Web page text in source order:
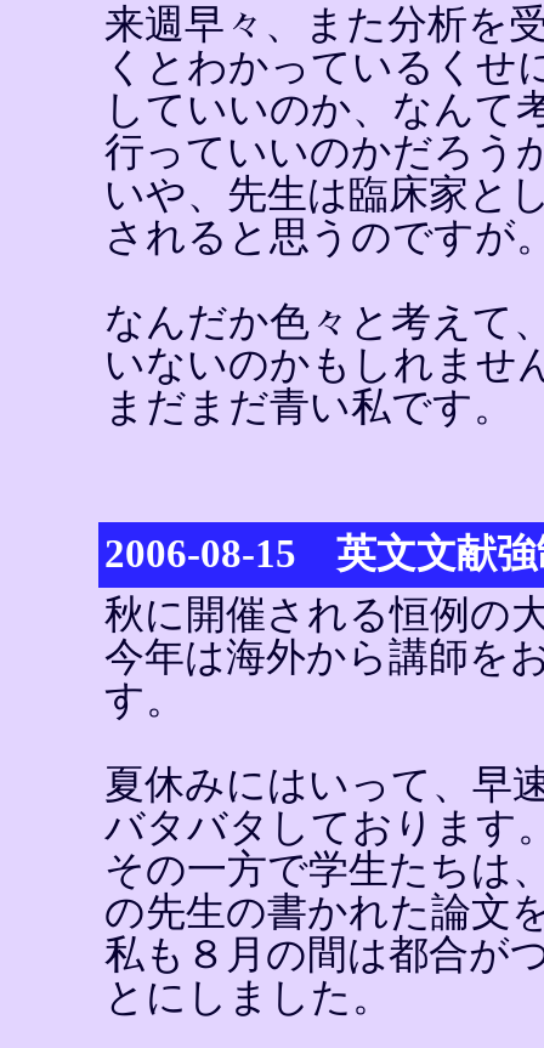
来週早々、また分析を
くとわかっているくせ
していいのか、なんて
行っていいのかだろう
いや、先生は臨床家と
されると思うのですが
なんだか色々と考えて
いないのかもしれませ
まだまだ青い私です。
2006-08-15 英文文献
秋に開催される恒例の
今年は海外から講師を
す。
夏休みにはいって、早
バタバタしております
その一方で学生たちは
の先生の書かれた論文
私も８月の間は都合が
とにしました。